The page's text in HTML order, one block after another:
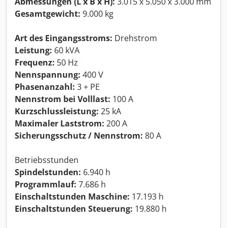
Gesamtgewicht: 9.000 kg
Art des Eingangsstroms: Drehstrom
Leistung: 60 kVA
Frequenz: 50 Hz
Nennspannung: 400 V
Phasenanzahl: 3 + PE
Nennstrom bei Volllast: 100 A
Kurzschlussleistung: 25 kA
Maximaler Laststrom: 200 A
Sicherungsschutz / Nennstrom: 80 A
Betriebsstunden
Spindelstunden: 6.940 h
Programmlauf: 7.686 h
Einschaltstunden Maschine: 17.193 h
Einschaltstunden Steuerung: 19.880 h